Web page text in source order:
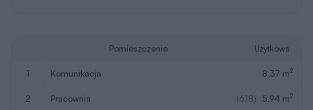
Pomieszczenie Użytkowa
1 komunikacja 8,37 m2
2 pracownia (6,18) 5,94 m2